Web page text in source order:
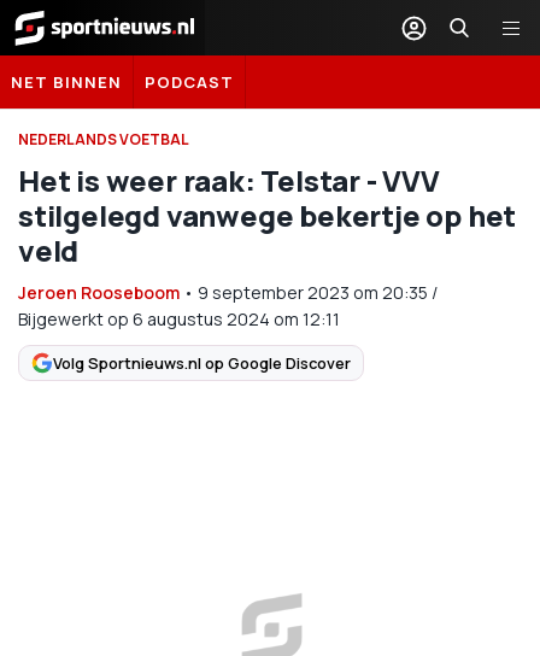
Sportnieuws.nl
NET BINNEN PODCAST
NEDERLANDS VOETBAL
Het is weer raak: Telstar - VVV
stilgelegd vanwege bekertje op het
veld
Jeroen Rooseboom • 9 september 2023 om 20:35 /
Bijgewerkt op 6 augustus 2024 om 12:11
Volg Sportnieuws.nl op Google Discover